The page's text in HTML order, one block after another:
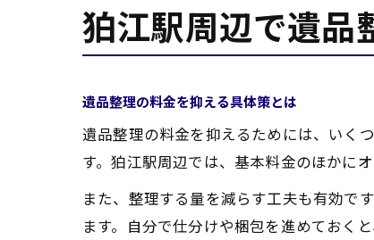
狛江駅周辺で遺品
遺品整理の料金を抑える具体策とは
遺品整理の料金を抑えるためには、いく
す。狛江駅周辺では、基本料金のほかに
また、整理する量を減らす工夫も有効で
ます。自分で仕分けや梱包を進めておく